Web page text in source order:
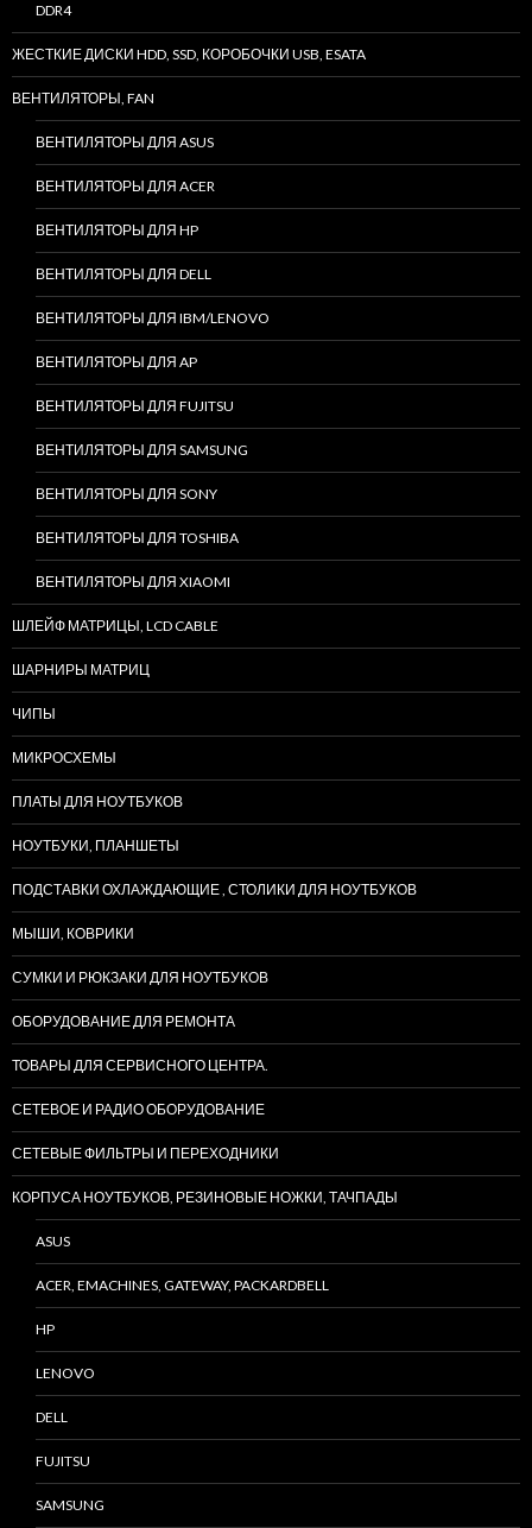
DDR4
ЖЕСТКИЕ ДИСКИ HDD, SSD, КОРОБОЧКИ USB, ESATA
ВЕНТИЛЯТОРЫ, FAN
ВЕНТИЛЯТОРЫ ДЛЯ ASUS
ВЕНТИЛЯТОРЫ ДЛЯ ACER
ВЕНТИЛЯТОРЫ ДЛЯ HP
ВЕНТИЛЯТОРЫ ДЛЯ DELL
ВЕНТИЛЯТОРЫ ДЛЯ IBM/LENOVO
ВЕНТИЛЯТОРЫ ДЛЯ AP
ВЕНТИЛЯТОРЫ ДЛЯ FUJITSU
ВЕНТИЛЯТОРЫ ДЛЯ SAMSUNG
ВЕНТИЛЯТОРЫ ДЛЯ SONY
ВЕНТИЛЯТОРЫ ДЛЯ TOSHIBA
ВЕНТИЛЯТОРЫ ДЛЯ XIAOMI
ШЛЕЙФ МАТРИЦЫ, LCD CABLE
ШАРНИРЫ МАТРИЦ
ЧИПЫ
МИКРОСХЕМЫ
ПЛАТЫ ДЛЯ НОУТБУКОВ
НОУТБУКИ, ПЛАНШЕТЫ
ПОДСТАВКИ ОХЛАЖДАЮЩИЕ , СТОЛИКИ ДЛЯ НОУТБУКОВ
МЫШИ, КОВРИКИ
СУМКИ И РЮКЗАКИ ДЛЯ НОУТБУКОВ
ОБОРУДОВАНИЕ ДЛЯ РЕМОНТА
ТОВАРЫ ДЛЯ СЕРВИСНОГО ЦЕНТРА.
СЕТЕВОЕ И РАДИО ОБОРУДОВАНИЕ
СЕТЕВЫЕ ФИЛЬТРЫ И ПЕРЕХОДНИКИ
КОРПУСА НОУТБУКОВ, РЕЗИНОВЫЕ НОЖКИ, ТАЧПАДЫ
ASUS
ACER, EMACHINES, GATEWAY, PACKARDBELL
HP
LENOVO
DELL
FUJITSU
SAMSUNG